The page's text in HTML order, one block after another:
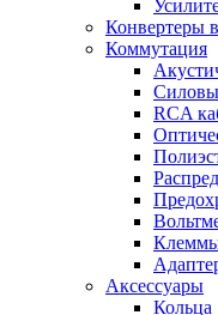
Конвертеры
Коммутация
RCA
Аксессуары
Кольца